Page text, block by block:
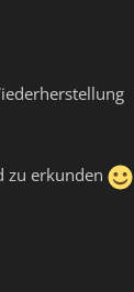
zu erkunden